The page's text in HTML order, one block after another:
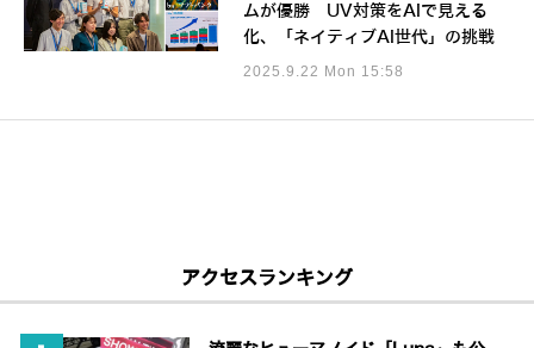
ムが優勝 UV対策をAIで見える
化、「ネイティブAI世代」の挑戦
2025.9.22 Mon 15:58
アクセスランキング